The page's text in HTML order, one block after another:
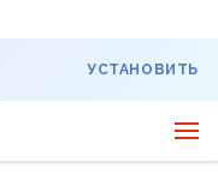
УСТАНОВИТЬ